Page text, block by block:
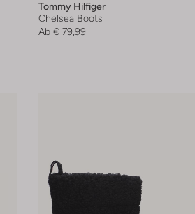
Tommy Hilfiger
Chelsea Boots
Ab € 79,99